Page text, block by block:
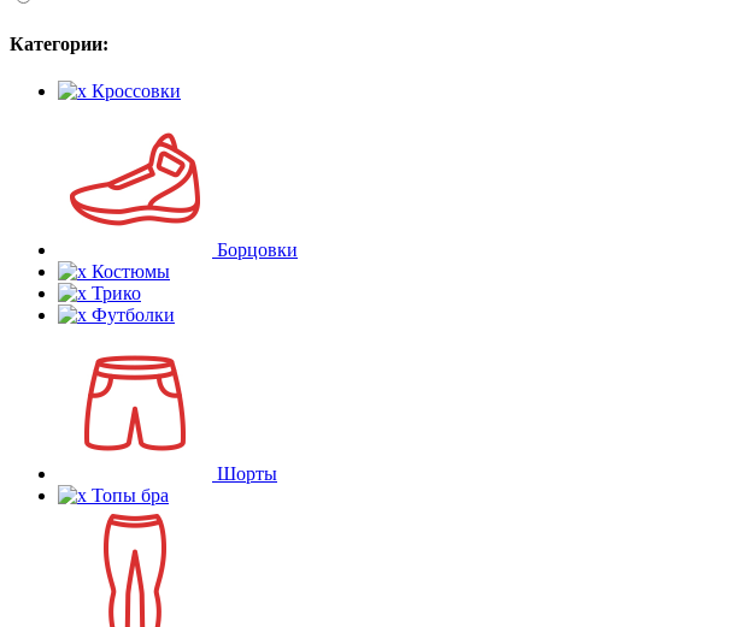
Категории:
Кроссовки
Борцовки
Костюмы
Трико
Футболки
Шорты
Топы бра